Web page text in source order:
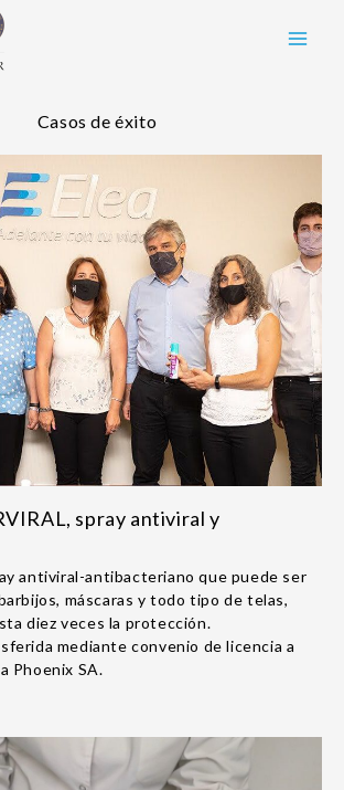
Casos de éxito
spray antiviral y
antiviral-antibacteriano que puede ser
máscaras y todo tipo de telas,
diez veces la protección.
mediante convenio de licencia a
Phoenix SA.